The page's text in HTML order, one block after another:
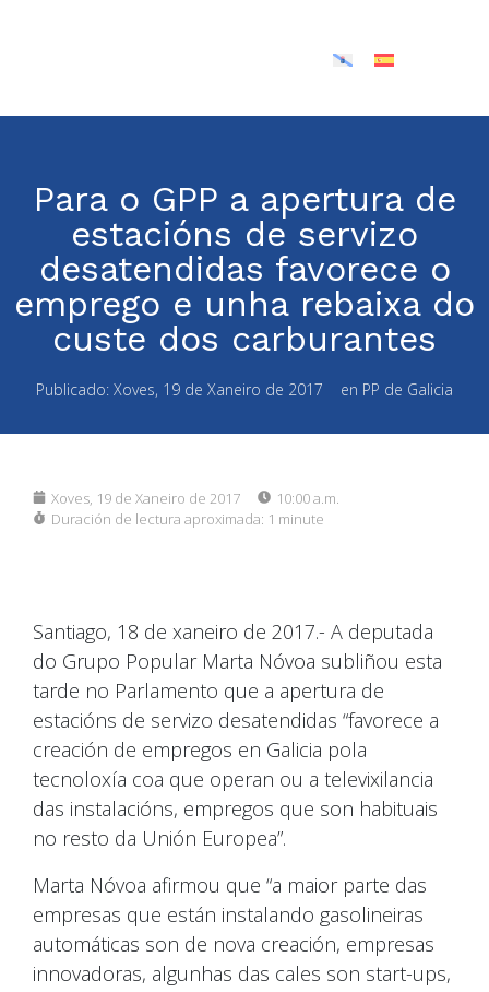
Para o GPP a apertura de
estacións de servizo
desatendidas favorece o
emprego e unha rebaixa do
custe dos carburantes
Publicado: Xoves, 19 de Xaneiro de 2017 en PP de Galicia
Xoves, 19 de Xaneiro de 2017
10:00 a.m.
Duración de lectura aproximada: 1 minute
Santiago, 18 de xaneiro de 2017.- A deputada
do Grupo Popular Marta Nóvoa subliñou esta
tarde no Parlamento que a apertura de
estacións de servizo desatendidas “favorece a
creación de empregos en Galicia pola
tecnoloxía coa que operan ou a televixilancia
das instalacións, empregos que son habituais
no resto da Unión Europea”.
Marta Nóvoa afirmou que “a maior parte das
empresas que están instalando gasolineiras
automáticas son de nova creación, empresas
innovadoras, algunhas das cales son start-ups,